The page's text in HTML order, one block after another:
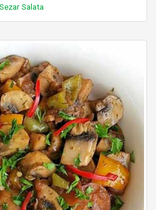
Sezar Salata